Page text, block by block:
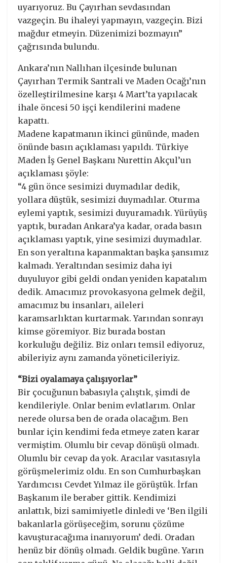
uyarıyoruz. Bu Çayırhan sevdasından
vazgeçin. Bu ihaleyi yapmayın, vazgeçin. Bizi
mağdur etmeyin. Düzenimizi bozmayın”
çağrısında bulundu.
Ankara’nın Nallıhan ilçesinde bulunan
Çayırhan Termik Santrali ve Maden Ocağı’nın
özelleştirilmesine karşı 4 Mart’ta yapılacak
ihale öncesi 50 işçi kendilerini madene
kapattı.
Madene kapatmanın ikinci gününde, maden
önünde basın açıklaması yapıldı. Türkiye
Maden İş Genel Başkanı Nurettin Akçul’un
açıklaması şöyle:
“4 gün önce sesimizi duymadılar dedik,
yollara düştük, sesimizi duymadılar. Oturma
eylemi yaptık, sesimizi duyuramadık. Yürüyüş
yaptık, buradan Ankara’ya kadar, orada basın
açıklaması yaptık, yine sesimizi duymadılar.
En son yeraltına kapanmaktan başka şansımız
kalmadı. Yeraltından sesimiz daha iyi
duyuluyor gibi geldi ondan yeniden kapatalım
dedik. Amacımız provokasyona gelmek değil,
amacımız bu insanları, aileleri
karamsarlıktan kurtarmak. Yarından sonrayı
kimse göremiyor. Biz burada bostan
korkuluğu değiliz. Biz onları temsil ediyoruz,
abileriyiz aynı zamanda yöneticileriyiz.
“Bizi oyalamaya çalışıyorlar”
Bir çocuğunun babasıyla çalıştık, şimdi de
kendileriyle. Onlar benim evlatlarım. Onlar
nerede olursa ben de orada olacağım. Ben
bunlar için kendimi feda etmeye zaten karar
vermiştim. Olumlu bir cevap dönüşü olmadı.
Olumlu bir cevap da yok. Aracılar vasıtasıyla
görüşmelerimiz oldu. En son Cumhurbaşkan
Yardımcısı Cevdet Yılmaz ile görüştük. İrfan
Başkanım ile beraber gittik. Kendimizi
anlattık, bizi samimiyetle dinledi ve ‘Ben ilgili
bakanlarla görüşeceğim, sorunu çözüme
kavuşturacağıma inanıyorum’ dedi. Oradan
henüz bir dönüş olmadı. Geldik bugüne. Yarın